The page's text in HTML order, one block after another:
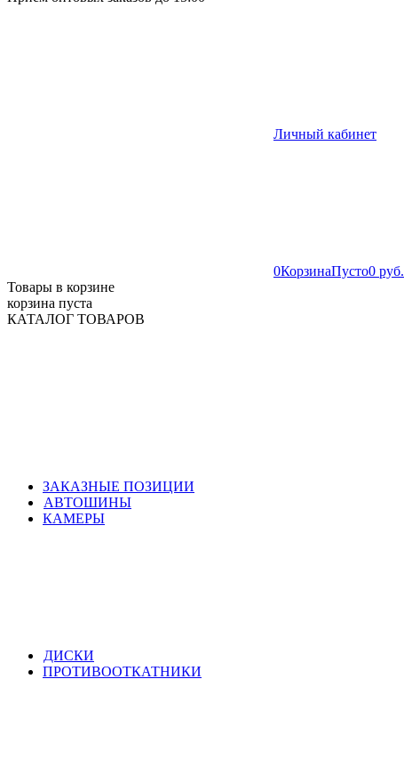
Личный кабинет
0КорзинаПусто0 руб.
Товары в корзине
корзина пуста
КАТАЛОГ ТОВАРОВ
ЗАКАЗНЫЕ ПОЗИЦИИ
АВТОШИНЫ
КАМЕРЫ
ДИСКИ
ПРОТИВООТКАТНИКИ